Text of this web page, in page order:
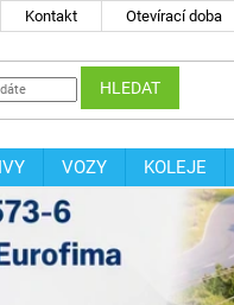
Kontakt Otevírací doba
HLEDAT
VOZY KOLEJE